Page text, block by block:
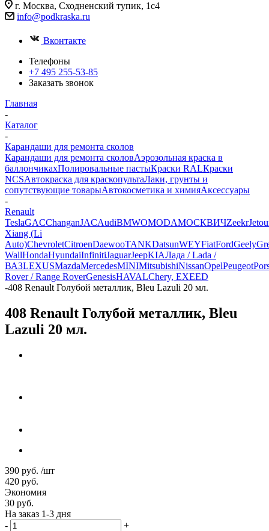
г. Москва, Сходненский тупик, 1с4
info@podkraska.ru
Вконтакте
Телефоны
+7 495 255-53-85
Заказать звонок
Главная
-
Каталог
-
Карандаши для ремонта сколов
Карандаши для ремонта сколовАэрозольная краска в
баллончикахПолировальные пастыКраски RALКраски
NCSАвтокраска для краскопультаЛаки, грунты и
сопутствующие товарыАвтокосметика и химияАксессуары
-
Renault
TeslaGACChanganJACAudiBMWOMODAМОСКВИЧZeekr
Xiang (Li
Auto)ChevroletCitroenDaewooTANKDatsunWEYFiatFordGeely
WallHondaHyundaiInfinitiJaguarJeepKIAЛада / Lada /
ВАЗLEXUSMazdaMercedesMINIMitsubishiNissanOpelPeugeot
Rover / Range RoverGenesisHAVALChery, EXEED
-408 Renault Голубой металлик, Bleu Lazuli 20 мл.
408 Renault Голубой металлик, Bleu
Lazuli 20 мл.
390 руб. /шт
420 руб.
Экономия
30 руб.
На заказ 1-3 дня
-
+